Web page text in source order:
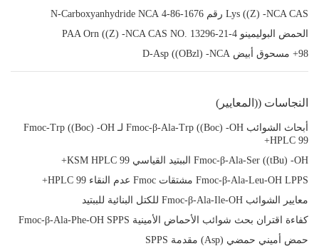
Lys ((Z) -NCA CAS رقم 1676-86-4 N-Carboxyanhydride NCA
الحمض البوليمينو PAA Orn ((Z) -NCA CAS NO. 13296-21-4
98+ مسحوق أبيض D-Asp ((OBzl) -NCA
النجاسات ((المعايير)
أبحاث الشوائب Fmoc-β-Ala-Trp ((Boc) -OH لـ Fmoc-Trp ((Boc) -OH
HPLC 99+
Fmoc-β-Ala-Ser ((tBu) -OH الببتيد القياسي KSM HPLC 99+
Fmoc-β-Ala-Leu-OH LPPS مشتقات Fmoc عدم النقاء HPLC 99+
معايير الشوائب Fmoc-β-Ala-Ile-OH للكتل البنائية للببتيد
كفاءة اقتران بحث شوائب الأحماض الأمينية Fmoc-β-Ala-Phe-OH SPPS
حمض أميني حمضي (Asp) مقدمة SPPS